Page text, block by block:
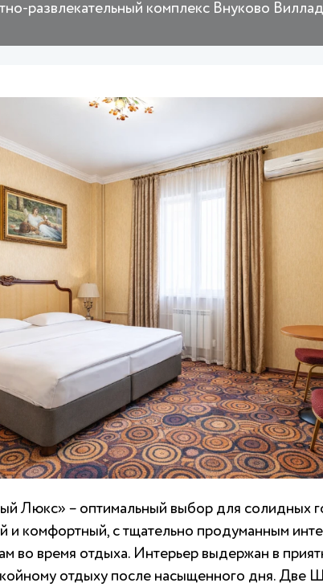
развлекательный комплекс Внуково
Люкс» – оптимальный выбор для солидных
комфортный, с тщательно продуманным
во время отдыха. Интерьер выдержан в
отдыху после насыщенного дня. Две